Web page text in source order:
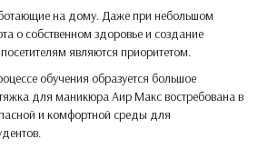
на дому. Даже при небольшом
о собственном здоровье и создание
являются приоритетом.
обучения образуется большое
для маникюра Аир Макс востребована в
и комфортной среды для